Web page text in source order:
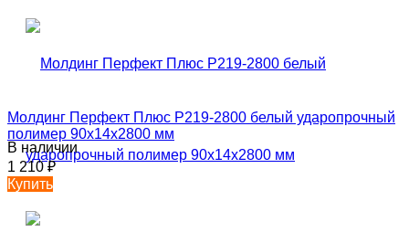
Молдинг Перфект Плюс P219-2800 белый ударопрочный
полимер 90х14х2800 мм
В наличии
1 210₽
Купить